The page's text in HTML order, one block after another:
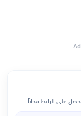
على الرابط مجاناً